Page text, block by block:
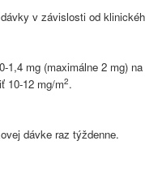
v závislosti od
mg (maximálne 2 mg)
10-12 mg/m2.
dávke raz týždenne.